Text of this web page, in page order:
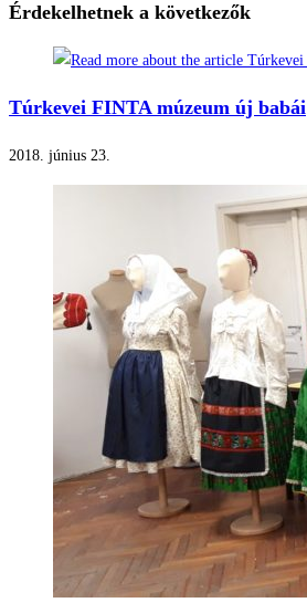
Érdekelhetnek a következők
Túrkevei FINTA múzeum új babái
2018. június 23.